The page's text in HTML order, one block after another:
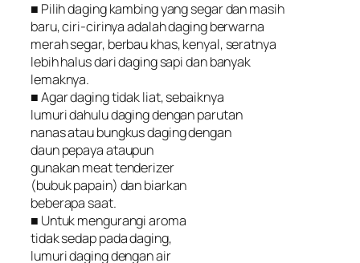
■ Pilih daging kambing yang segar dan masih
baru, ciri-cirinya adalah daging berwarna
merah segar, berbau khas, kenyal, seratnya
lebih halus dari daging sapi dan banyak
lemaknya.
■ Agar daging tidak liat, sebaiknya
lumuri dahulu daging dengan parutan
nanas atau bungkus daging dengan
daun pepaya ataupun
gunakan meat tenderizer
(bubuk papain) dan biarkan
beberapa saat.
■ Untuk mengurangi aroma
tidak sedap pada daging,
lumuri daging dengan air